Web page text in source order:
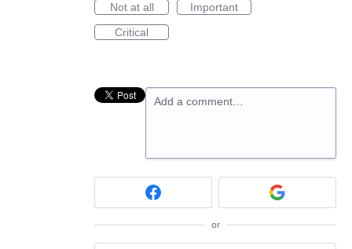
Not at all
Important
Critical
Add a comment…
or